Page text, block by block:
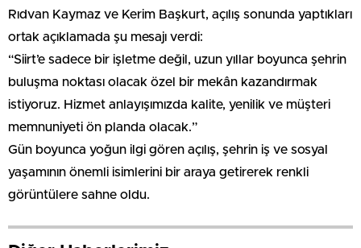
Rıdvan Kaymaz ve Kerim Başkurt, açılış sonunda yaptıkları
ortak açıklamada şu mesajı verdi:
“Siirt’e sadece bir işletme değil, uzun yıllar boyunca şehrin
buluşma noktası olacak özel bir mekân kazandırmak
istiyoruz. Hizmet anlayışımızda kalite, yenilik ve müşteri
memnuniyeti ön planda olacak.”
Gün boyunca yoğun ilgi gören açılış, şehrin iş ve sosyal
yaşamının önemli isimlerini bir araya getirerek renkli
görüntülere sahne oldu.